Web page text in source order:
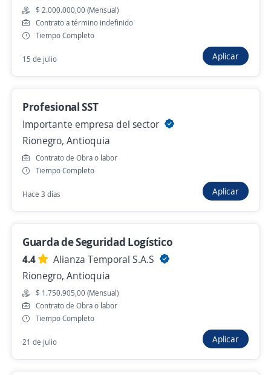
Auxiliar de Control (Guarda de seguridad)
AGENCIA DE EMPLEO COMFAMA
Medellín, Antioquia
$ 1.750.905,00 (Mensual)
Hace 3 días
Auxiliar de seguridad (Envigado)
4,4
BRECCIA SALUD SAS
Asistente Contable Medellín
4,5
Expertos Seguridad Ltda
Medellín, Antioquia
$ 2.000.000,00 (Mensual)
Hace 3 días
Se precisa Urgente Empleo destacado
$ 2.000.000,00 (Mensual)
Contrato a término indefinido
Tiempo Completo
15 de julio Aplicar
Profesional SST
Importante empresa del sector
Rionegro, Antioquia
Contrato de Obra o labor
Tiempo Completo
Hace 3 días Aplicar
Guarda de Seguridad Logístico
4.4
Alianza Temporal S.A.S
Rionegro, Antioquia
$ 1.750.905,00 (Mensual)
Contrato de Obra o labor
Tiempo Completo
21 de julio Aplicar